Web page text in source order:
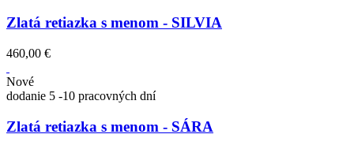
Zlatá retiazka s menom - SILVIA
460,00 €
Nové
dodanie 5 -10 pracovných dní
Zlatá retiazka s menom - SÁRA